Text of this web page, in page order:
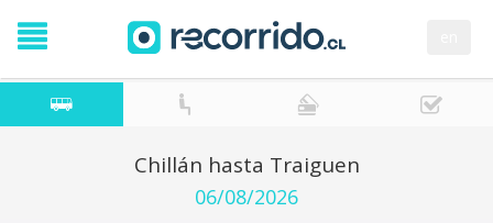
Chillán hasta Traiguen
06/08/2026